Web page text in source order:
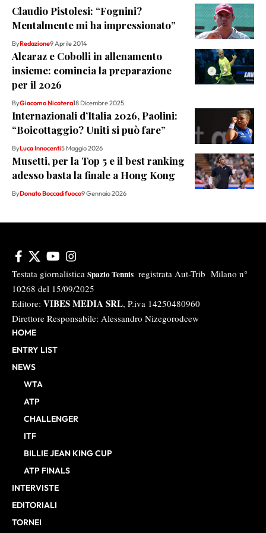
Claudio Pistolesi: “Fognini?
Mentalmente mi ha impressionato”
ByRedazione9 Aprile 2014
Alcaraz e Cobolli in allenamento
insieme: comincia la preparazione
per il 2026
ByGiacomo Nicotera18 Dicembre 2025
Internazionali d’Italia 2026, Paolini:
“Boicottaggio? Uniti si può fare”
ByLuca Innocenti5 Maggio 2026
Musetti, per la Top 5 e il best ranking
adesso basta la finale a Hong Kong
ByDonato Boccadifuoco9 Gennaio 2026
Testata giornalistica Spazio Tennis registrata Aut-Trib Milano n°
10268 del 15/09/2025
Editore: VIBES MEDIA SRL, P.iva 14250480960
Direttore Responsabile: Alessandro Nizegorodcew
HOME
ENTRY LIST
NEWS
WTA
ATP
CHALLENGER
ITF
BILLIE JEAN KING CUP
ATP FINALS
INTERVISTE
EDITORIALI
TORNEI